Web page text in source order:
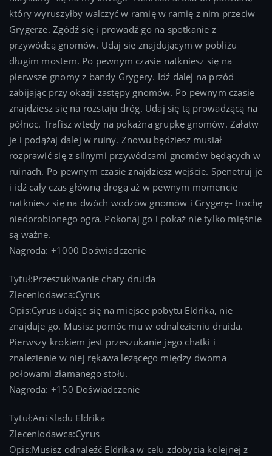
który wyruszyłby walczyć w ramię w ramię z nim przeciw
Grygerze. Zgódź się i prowadź go na spotkanie z
przywódcą gnomów. Udaj się znajdującym w pobliżu
długim mostem. Po pewnym czasie natkniesz się na
pierwsze gnomy z bandy Grygery. Idź dalej na przód
zabijając przy okazji zastępy gnomów. Po pewnym czasie
znajdziesz się na rozstaju dróg. Udaj się tą prowadzącą na
północ. Trafisz wtedy na pokaźną grupkę gnomów. Załatw
je i podążaj dalej w ruiny. Znowu będziesz musiał
rozprawić się z silnymi przywódcami gnomów będących w
ruinach. Po pewnym czasie znajdziesz wejście. Spenetruj je
i idź cały czas główną drogą aż w pewnym momencie
natkniesz się na dwóch wodzów gnomów i Grygerę- trochę
niedorobionego ogra. Pokonaj go i pokaż nie tylko mięśnie
są ważne.
Nagroda: +1000 Doświadczenie
Tytuł:Przeszukiwanie chaty druida
Zleceniodawca:Cyrus
Opis:Cyrus udając się na miejsce pobytu Eldrika, nie
znajduje go. Musisz pomóc mu w odnalezieniu druida.
Pierwszy krokiem jest przeszukanie jego chatki i
znalezienie w niej rękawa leżącego między dwoma
połowami złamanego stołu.
Nagroda: +150 Doświadczenie
Tytuł:Ani śladu Eldrika
Zleceniodawca:Cyrus
Opis:Musisz odnaleźć Eldrika w celu zdobycia kolejnej z